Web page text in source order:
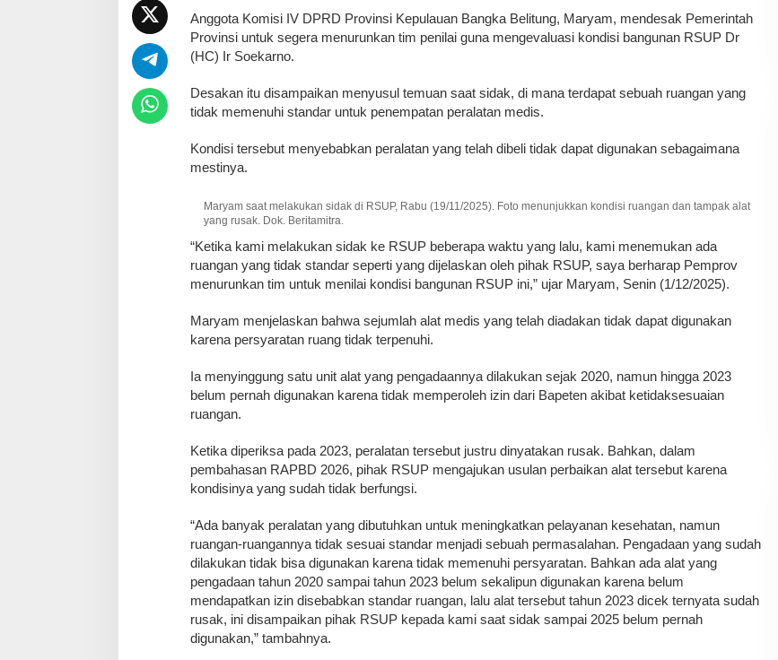
‎Anggota Komisi IV DPRD Provinsi Kepulauan Bangka Belitung, Maryam, mendesak Pemerintah
Provinsi untuk segera menurunkan tim penilai guna mengevaluasi kondisi bangunan RSUP Dr
(HC) Ir Soekarno.
‎Desakan itu disampaikan menyusul temuan saat sidak, di mana terdapat sebuah ruangan yang
tidak memenuhi standar untuk penempatan peralatan medis.
‎Kondisi tersebut menyebabkan peralatan yang telah dibeli tidak dapat digunakan sebagaimana
mestinya.
Maryam saat melakukan sidak di RSUP, Rabu (19/11/2025). Foto menunjukkan kondisi ruangan dan tampak alat
yang rusak. Dok. Beritamitra.
‎“Ketika kami melakukan sidak ke RSUP beberapa waktu yang lalu, kami menemukan ada
ruangan yang tidak standar seperti yang dijelaskan oleh pihak RSUP, saya berharap Pemprov
menurunkan tim untuk menilai kondisi bangunan RSUP ini,” ujar Maryam, Senin (1/12/2025).
‎Maryam menjelaskan bahwa sejumlah alat medis yang telah diadakan tidak dapat digunakan
karena persyaratan ruang tidak terpenuhi.
‎Ia menyinggung satu unit alat yang pengadaannya dilakukan sejak 2020, namun hingga 2023
belum pernah digunakan karena tidak memperoleh izin dari Bapeten akibat ketidaksesuaian
ruangan.
‎Ketika diperiksa pada 2023, peralatan tersebut justru dinyatakan rusak. Bahkan, dalam
pembahasan RAPBD 2026, pihak RSUP mengajukan usulan perbaikan alat tersebut karena
kondisinya yang sudah tidak berfungsi.
‎“Ada banyak peralatan yang dibutuhkan untuk meningkatkan pelayanan kesehatan, namun
ruangan-ruangannya tidak sesuai standar menjadi sebuah permasalahan. Pengadaan yang sudah
dilakukan tidak bisa digunakan karena tidak memenuhi persyaratan. Bahkan ada alat yang
pengadaan tahun 2020 sampai tahun 2023 belum sekalipun digunakan karena belum
mendapatkan izin disebabkan standar ruangan, lalu alat tersebut tahun 2023 dicek ternyata sudah
rusak, ini disampaikan pihak RSUP kepada kami saat sidak sampai 2025 belum pernah
digunakan,” tambahnya.